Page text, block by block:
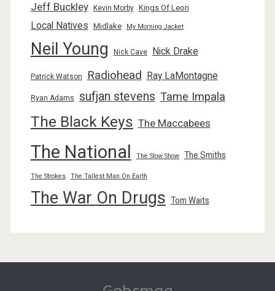
Jeff Buckley Kevin Morby Kings Of Leon
Local Natives Midlake My Morning Jacket
Neil Young Nick Cave Nick Drake
Patrick Watson Radiohead Ray LaMontagne
Ryan Adams sufjan stevens Tame Impala
The Black Keys The Maccabees
The National The Slow Show The Smiths
The Strokes The Tallest Man On Earth
The War On Drugs Tom Waits